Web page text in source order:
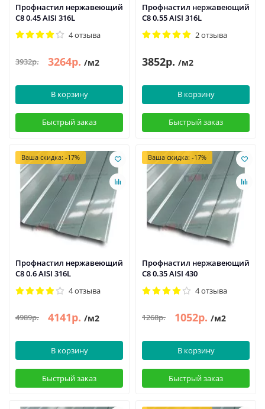
Профнастил нержавеющий
С8 0.45 AISI 316L
4 отзыва
3932р. 3264р. /м2
В корзину
Быстрый заказ
Профнастил нержавеющий
С8 0.55 AISI 316L
2 отзыва
3852р. /м2
В корзину
Быстрый заказ
Ваша скидка: -17%
Профнастил нержавеющий
С8 0.6 AISI 316L
4 отзыва
4989р. 4141р. /м2
В корзину
Быстрый заказ
Ваша скидка: -17%
Профнастил нержавеющий
С8 0.35 AISI 430
4 отзыва
1268р. 1052р. /м2
В корзину
Быстрый заказ